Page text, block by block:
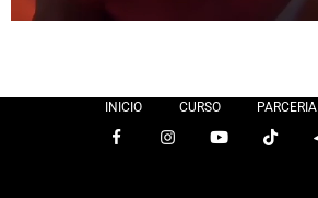
INICIO CURSO PARCERIA